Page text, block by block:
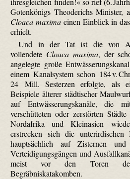
Gotenkönigs Theoderichs Minister,
Cloaca maxima einen Einblick in
erhielt.
Und in der Tat ist die von
vollendete Cloaca maxima, der
angelegte große
einem Kanalsystem schon 184 v.
24 Mill. Sesterzen erfolgte, als
Beispiele älterer städtischer
auf Entwässerungskanäle, die
verschütteten oder zerstörten
Nordafrika und Kleinasien
erstrecken sich die
hauptsächlich auf Zisternen und
Verteidigungsgängen und
meist vor den Toren der
Begräbniskatakomben.